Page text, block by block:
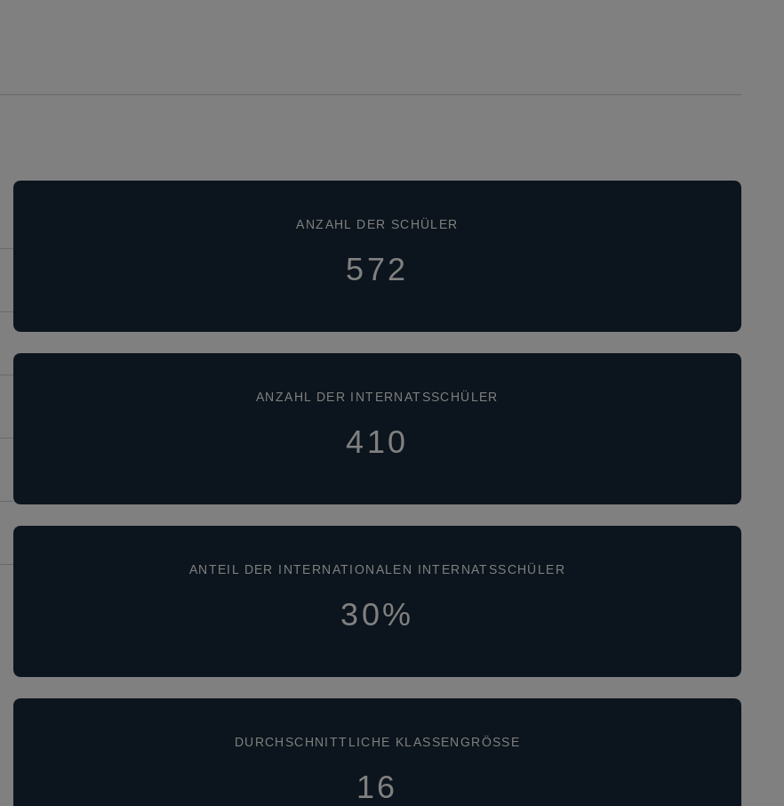
ANZAHL DER SCHÜLER
572
ANZAHL DER INTERNATSSCHÜLER
410
ANTEIL DER INTERNATIONALEN INTERNATSSCHÜLER
30%
DURCHSCHNITTLICHE KLASSENGRÖSSE
16